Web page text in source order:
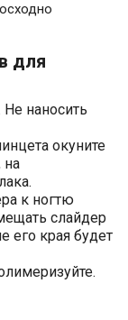
для
Не наносить
окуните
на
к ногтю
слайдер
его края будет